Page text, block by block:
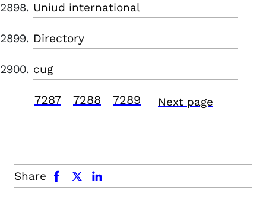
Uniud international
Directory
cug
7287 7288 7289 Next page
Share
facebook x.com linkedin